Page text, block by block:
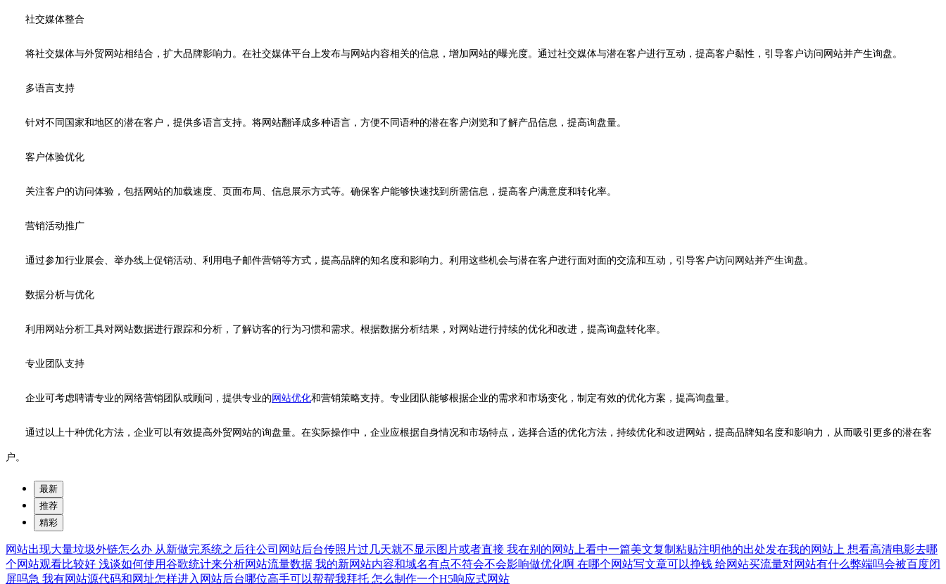
社交媒体整合
将社交媒体与外贸网站相结合，扩大品牌影响力。在社交媒体平台上发布与网站内容相关的信息，增加网站的曝光度。通过社交媒体与潜在客户进行互动，提高客户黏性，引导客户访问网站并产生询盘。
多语言支持
针对不同国家和地区的潜在客户，提供多语言支持。将网站翻译成多种语言，方便不同语种的潜在客户浏览和了解产品信息，提高询盘量。
客户体验优化
关注客户的访问体验，包括网站的加载速度、页面布局、信息展示方式等。确保客户能够快速找到所需信息，提高客户满意度和转化率。
营销活动推广
通过参加行业展会、举办线上促销活动、利用电子邮件营销等方式，提高品牌的知名度和影响力。利用这些机会与潜在客户进行面对面的交流和互动，引导客户访问网站并产生询盘。
数据分析与优化
利用网站分析工具对网站数据进行跟踪和分析，了解访客的行为习惯和需求。根据数据分析结果，对网站进行持续的优化和改进，提高询盘转化率。
专业团队支持
企业可考虑聘请专业的网络营销团队或顾问，提供专业的 网站优化和营销策略支持。专业团队能够根据企业的需求和市场变化，制定有效的优化方案，提高询盘量。
通过以上十种优化方法，企业可以有效提高外贸网站的询盘量。在实际操作中，企业应根据自身情况和市场特点，选择合适的优化方法，持续优化和改进网站，提高品牌知名度和影响力，从而吸引更多的潜在客
户。
最新
推荐
精彩
网站出现大量垃圾外链怎么办 从新做完系统之后往公司网站后台传照片过几天就不显示图片或者直接 我在别的网站上看中一篇美文复制粘贴注明他的出处发在我的网站上 想看高清电影去哪
个网站观看比较好 浅谈如何使用谷歌统计来分析网站流量数据 我的新网站内容和域名有点不符会不会影响做优化啊 在哪个网站写文章可以挣钱 给网站买流量对网站有什么弊端吗会被百度闭
屏吗急 我有网站源代码和网址怎样进入网站后台哪位高手可以帮帮我拜托 怎么制作一个H5响应式网站